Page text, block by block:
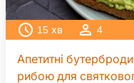
15 хв 4
Апетитні
рибою для